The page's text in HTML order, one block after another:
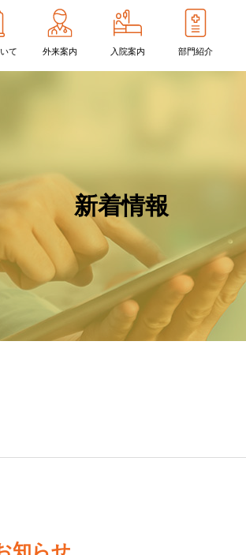
て 外来案内 入院案内 部門紹介
ンター
整形外科について
漢方専門外来について
健診・その
新着情報
知らせ